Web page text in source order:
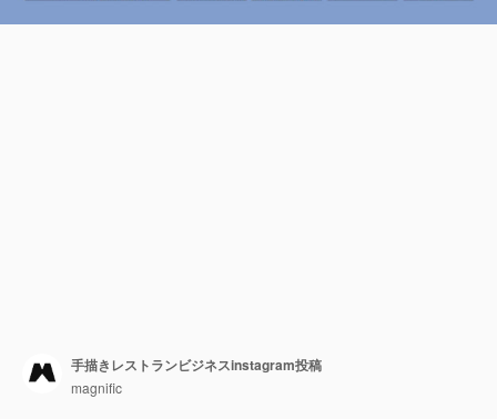
手描きレストランビジネスinstagram投稿
magnific